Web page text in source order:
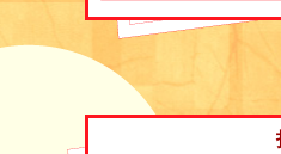
作る課程もとて
人たちにも楽し
やはり自分たち